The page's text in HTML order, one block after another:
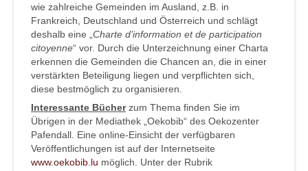
wie zahlreiche Gemeinden im Ausland, z.B. in
Frankreich, Deutschland und Österreich und schlägt
deshalb eine „Charte d’information et de participation
citoyenne“ vor. Durch die Unterzeichnung einer Charta
erkennen die Gemeinden die Chancen an, die in einer
verstärkten Beteiligung liegen und verpflichten sich,
diese bestmöglich zu organisieren.
Interessante Bücherzum Thema finden Sie im
Übrigen in der Mediathek „Oekobib“ des Oekozenter
Pafendall. Eine online-Einsicht der verfügbaren
Veröffentlichungen ist auf der Internetseite
www.oekobib.lu möglich. Unter der Rubrik